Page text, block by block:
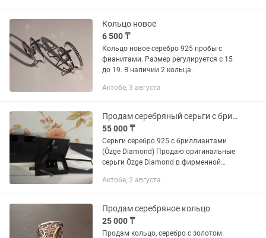
Кольцо новое
6 500 ₸
Кольцо новое серебро 925 пробы с
фианитами. Размер регулируется с 15
до 19. В наличии 2 кольца.
Актобе, 3 августа
Продам серебряный серьги с бриллиантами
55 000 ₸
Серьги серебро 925 с бриллиантами
(Özge Diamond) Продаю оригинальные
серьги Özge Diamond в фирменной
Вставки: 2 бриллианта, круглая
Актобе, 2 августа
Продам серебряное кольцо
25 000 ₸
Продам кольцо, серебро с золотом.